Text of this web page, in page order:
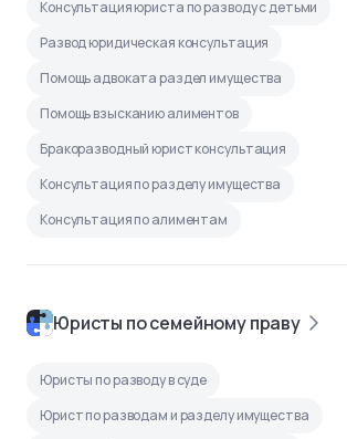
Консультация юриста по разводу с детьми
Развод юридическая консультация
Помощь адвоката раздел имущества
Помощь взысканию алиментов
Бракоразводный юрист консультация
Консультация по разделу имущества
Консультация по алиментам
Юристы по семейному праву
Юристы по разводу в суде
Юрист по разводам и разделу имущества